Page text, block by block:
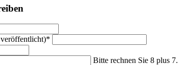
*
Bitte rechnen Sie 8 plus 7.